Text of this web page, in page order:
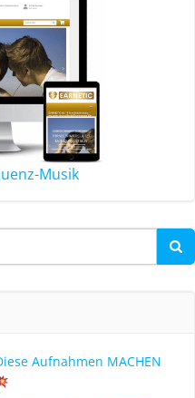
Musik
Aufnahmen MACHEN